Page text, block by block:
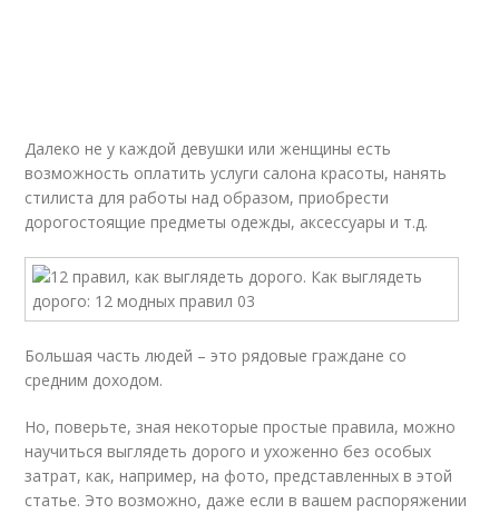
Далеко не у каждой девушки или женщины есть
возможность оплатить услуги салона красоты, нанять
стилиста для работы над образом, приобрести
дорогостоящие предметы одежды, аксессуары и т.д.
Большая часть людей – это рядовые граждане со
средним доходом.
Но, поверьте, зная некоторые простые правила, можно
научиться выглядеть дорого и ухоженно без особых
затрат, как, например, на фото, представленных в этой
статье. Это возможно, даже если в вашем распоряжении